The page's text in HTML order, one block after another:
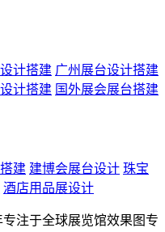
计搭建 广州展台设计搭建
计搭建 国外展会展台搭建
建 建博会展台设计 珠宝
酒店用品展设计
注于全球展览馆效果图专